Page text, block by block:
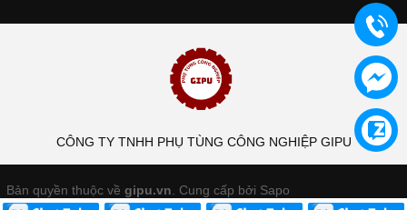
CÔNG TY TNHH PHỤ TÙNG CÔNG NGHIỆP GIPU
Bản quyền thuộc về gipu.vn Cung cấp bởi Sapo